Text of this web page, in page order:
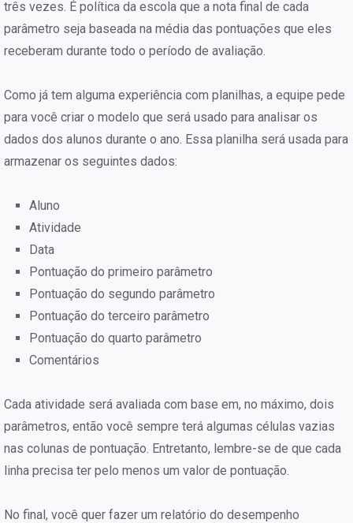
três vezes. É política da escola que a nota final de cada
parâmetro seja baseada na média das pontuações que eles
receberam durante todo o período de avaliação.
Como já tem alguma experiência com planilhas, a equipe pede
para você criar o modelo que será usado para analisar os
dados dos alunos durante o ano. Essa planilha será usada para
armazenar os seguintes dados:
Aluno
Atividade
Data
Pontuação do primeiro parâmetro
Pontuação do segundo parâmetro
Pontuação do terceiro parâmetro
Pontuação do quarto parâmetro
Comentários
Cada atividade será avaliada com base em, no máximo, dois
parâmetros, então você sempre terá algumas células vazias
nas colunas de pontuação. Entretanto, lembre-se de que cada
linha precisa ter pelo menos um valor de pontuação.
No final, você quer fazer um relatório do desempenho